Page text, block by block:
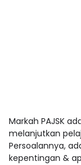
Markah PAJSK
melanjutkan
Persoalannya,
kepentingan &